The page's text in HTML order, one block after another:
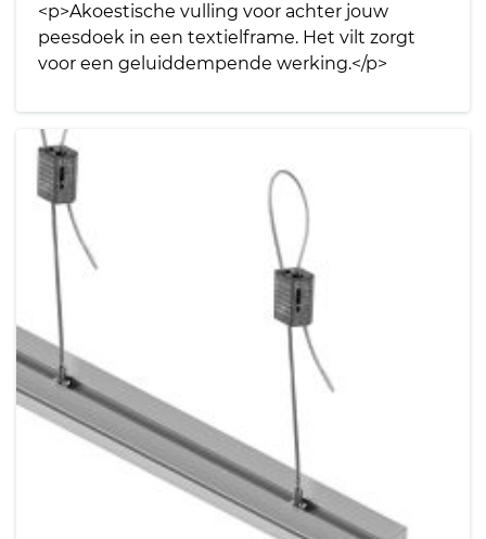
<p>Akoestische vulling voor achter jouw
peesdoek in een textielframe. Het vilt zorgt
voor een geluiddempende werking.</p>